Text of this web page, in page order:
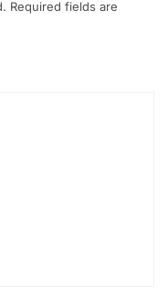
Required fields are